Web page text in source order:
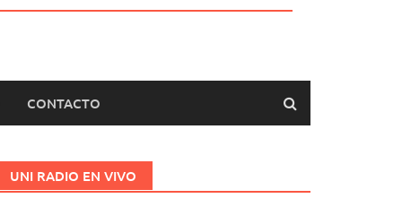
CONTACTO
UNI RADIO EN VIVO